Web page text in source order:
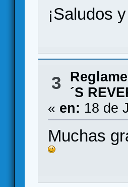
¡Saludos
3
´S
« en: 18 de
Muchas